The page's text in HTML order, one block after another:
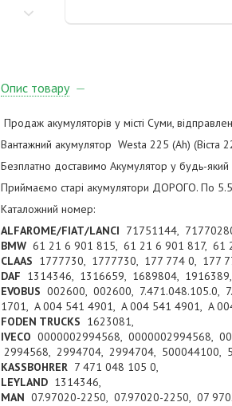
Опис товару
Продаж акумуляторів у місті Суми,
Вантажний акумулятор Westa 225 (Ah)
Безплатно доставимо Акумулятор у будь-який
Приймаємо старі акумулятори ДОРОГО. По
Каталожний номер:
ALFAROME/FIAT/LANCI 71751144,
BMW 61 21 6 901 815, 61 21 6 901 817, 61
CLAAS 1777730, 1777730, 177 774 0, 177
DAF 1314346, 1316659, 1689804, 1916389,
EVOBUS 002600, 002600, 7.471.048.105.0,
1701, A 004 541 4901, A 004 541 4901, A
FODEN TRUCKS 1623081,
IVECO 0000002994568, 0000002994568,
2994568, 2994704, 2994704, 500044100,
KASSBOHRER 7 471 048 105 0,
LEYLAND 1314346,
MAN 07.97020-2250, 07.97020-2250, 07